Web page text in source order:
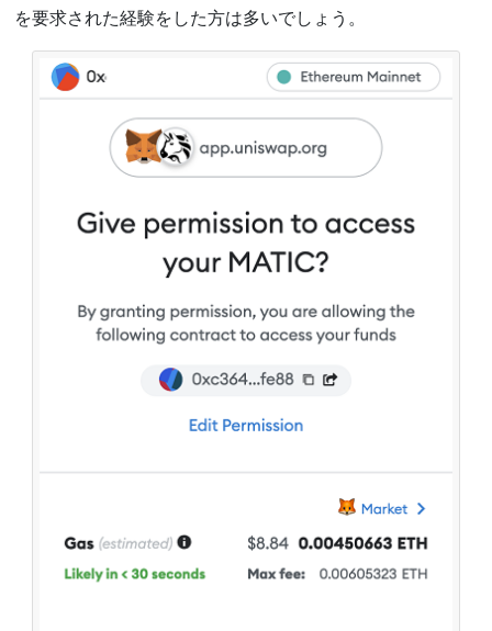
を要求された経験をした方は多いでしょう。